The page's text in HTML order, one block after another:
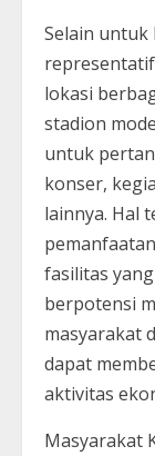
Selain
lokasi
stadion
untuk
konser,
lainnya. Hal
fasilitas
berpotensi
masyarakat
dapat
aktivitas
Masyarakat